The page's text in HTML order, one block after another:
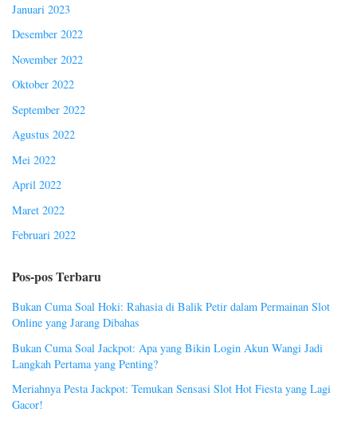
Januari 2023
Desember 2022
November 2022
Oktober 2022
September 2022
Agustus 2022
Mei 2022
April 2022
Maret 2022
Februari 2022
Pos-pos Terbaru
Bukan Cuma Soal Hoki: Rahasia di Balik Petir dalam Permainan Slot
Online yang Jarang Dibahas
Bukan Cuma Soal Jackpot: Apa yang Bikin Login Akun Wangi Jadi
Langkah Pertama yang Penting?
Meriahnya Pesta Jackpot: Temukan Sensasi Slot Hot Fiesta yang Lagi
Gacor!